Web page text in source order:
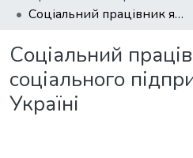
Соціальний працівник як суб’єкт соціального підприємства в Україні
Соціальний
соціального
Україні